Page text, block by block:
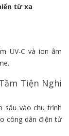
từ xa
UV-C và ion âm
Tiện Nghi
sâu vào chu trình
công dân điện tử